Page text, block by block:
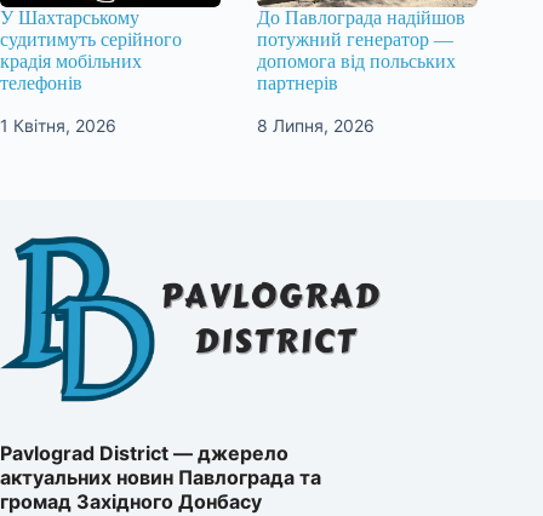
У Шахтарському
судитимуть серійного
крадія мобільних
телефонів
1 Квітня, 2026
До Павлограда надійшов
потужний генератор —
допомога від польських
партнерів
8 Липня, 2026
Pavlograd District — джерело
актуальних новин Павлограда та
громад Західного Донбасу